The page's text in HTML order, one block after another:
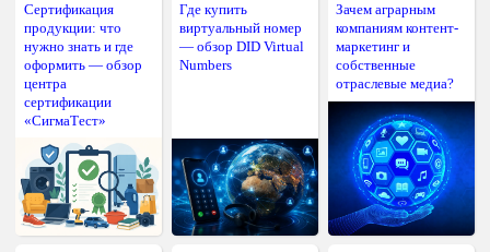
Сертификация
продукции: что
нужно знать и где
оформить — обзор
центра
сертификации
«СигмаТест»
Где купить
виртуальный номер
— обзор DID Virtual
Numbers
Зачем аграрным
компаниям контент-
маркетинг и
собственные
отраслевые медиа?